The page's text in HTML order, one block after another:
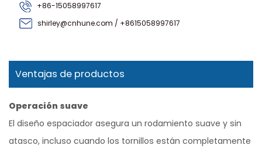
+86-15058997617
shirley@cnhune.com / +8615058997617
Ventajas de productos
Operación suave
El diseño espaciador asegura un rodamiento suave y sin
atasco, incluso cuando los tornillos están completamente